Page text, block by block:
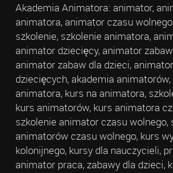
Akademia Animatora: animator,
animatora, animator czasu
szkolenie, szkolenie animatora,
animator dziecięcy, animator
animator zabaw dla dzieci,
dziecięcych, akademia
animatora, kurs na animatora,
kurs animatorów, kurs animatora
szkolenie animator czasu wolnego,
animatorów czasu wolnego, kurs
kolonijnego, kursy dla nauczycieli,
animator praca, zabawy dla dzieci,